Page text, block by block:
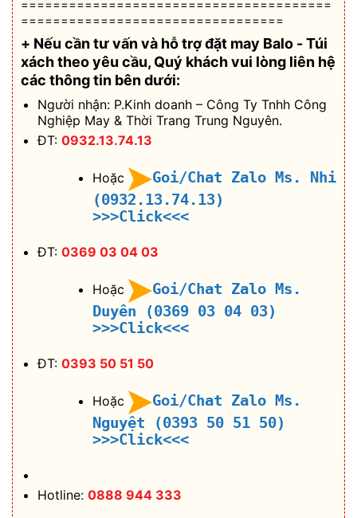
=======================================
=================================
+ Nếu cần tư vấn và hỗ trợđặt may Balo - Túi
xách theo yêu cầu, Quý khách vui lòng liên hệ
các thông tin bên dưới:
Người nhận: P.Kinh doanh – Công Ty Tnhh Công
Nghiệp May & Thời Trang Trung Nguyên.
ĐT: 0932.13.74.13
Hoặc
Goi/Chat Zalo Ms. Nhi
(0932.13.74.13)
>>>Click<<<
ĐT: 0369 03 04 03
Hoặc
Goi/Chat Zalo Ms.
Duyên (0369 03 04 03)
>>>Click<<<
ĐT: 0393 50 51 50
Hoặc
Goi/Chat Zalo Ms.
Nguyệt (0393 50 51 50)
>>>Click<<<
Hotline: 0888 944 333